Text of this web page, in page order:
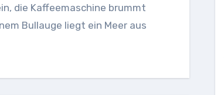
die Kaffeemaschine brummt
Bullauge liegt ein Meer aus